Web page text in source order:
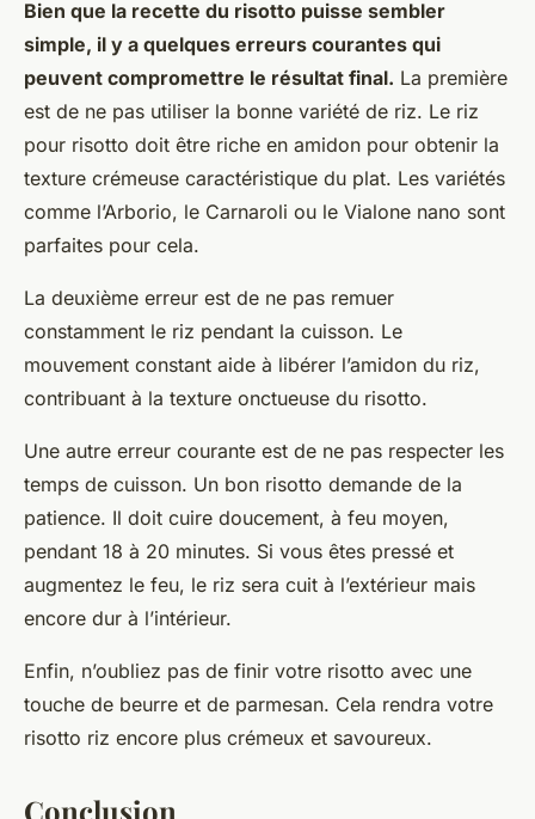
Bien que la recette du risotto puisse sembler
simple, il y a quelques erreurs courantes qui
peuvent compromettre le résultat final. La première
est de ne pas utiliser la bonne variété de riz. Le riz
pour risotto doit être riche en amidon pour obtenir la
texture crémeuse caractéristique du plat. Les variétés
comme l’Arborio, le Carnaroli ou le Vialone nano sont
parfaites pour cela.
La deuxième erreur est de ne pas remuer
constamment le riz pendant la cuisson. Le
mouvement constant aide à libérer l’amidon du riz,
contribuant à la texture onctueuse du risotto.
Une autre erreur courante est de ne pas respecter les
temps de cuisson. Un bon risotto demande de la
patience. Il doit cuire doucement, à feu moyen,
pendant 18 à 20 minutes. Si vous êtes pressé et
augmentez le feu, le riz sera cuit à l’extérieur mais
encore dur à l’intérieur.
Enfin, n’oubliez pas de finir votre risotto avec une
touche de beurre et de parmesan. Cela rendra votre
risotto riz encore plus crémeux et savoureux.
Conclusion